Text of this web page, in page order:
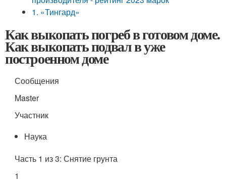
1. «Тингард»
Как выкопать погреб в готовом доме.
Как выкопать подвал в уже
построенном доме
Сообщения
Master
Участник
Наука
Часть 1 из 3: Снятие грунта
1